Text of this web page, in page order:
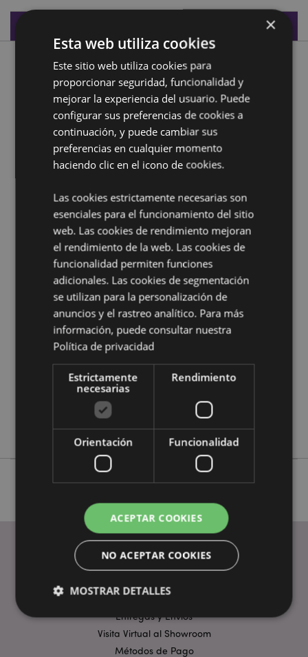
Descripción de Producto
Quemador de Incienso para Conos de Madera de Mango
Caja Pirámide Buda y Tallado
Material:Madera de Mango y Metal
Para usar con: Conos de Incienso
¿Quieres saber más acerca de los métodos de trabajo
de Puckator?Encuentra todo lo que necesitas saber
en laguía de compra del cliente.
Características del Producto
Información
Altura 12.5cm Largura 10cm Profundidade
5055071793691
80
0.172000
Sí
No
Preguntas Frecuentes
Entregas y Envíos
Visita Virtual al Showroom
Métodos de Pago
×
Esta web utiliza cookies
Este sitio web utiliza cookies para
proporcionar seguridad, funcionalidad y
mejorar la experiencia del usuario. Puede
configurar sus preferencias de cookies a
continuación, y puede cambiar sus
preferencias en cualquier momento
haciendo clic en el icono de cookies.
Las cookies estrictamente necesarias son
esenciales para el funcionamiento del sitio
web. Las cookies de rendimiento mejoran
el rendimiento de la web. Las cookies de
funcionalidad permiten funciones
adicionales. Las cookies de segmentación
se utilizan para la personalización de
anuncios y el rastreo analítico. Para más
información, puede consultar nuestra
Política de privacidad
Estrictamente
necesarias
Rendimiento
Orientación Funcionalidad
ACEPTAR COOKIES
NO ACEPTAR COOKIES
MOSTRAR DETALLES
Estrictamente necesarias